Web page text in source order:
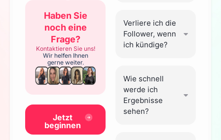
Jetzt
beginnen
Haben Sie
noch eine
Frage?
Kontaktieren Sie uns!
Wir helfen Ihnen
gerne weiter.
Verliere ich die
Follower, wenn
ich kündige?
Wie schnell
werde ich
Ergebnisse
sehen?